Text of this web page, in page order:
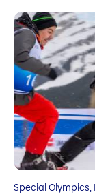
Special